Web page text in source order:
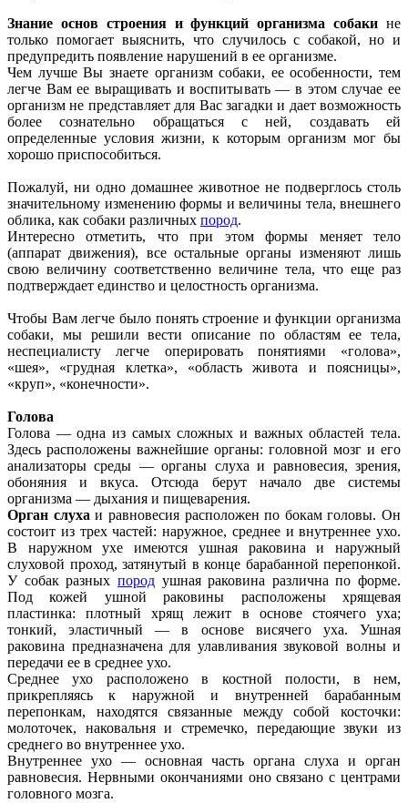
Знание основ строения и функций организма собаки не
только помогает выяснить, что случилось с собакой, но и
предупредить появление нарушений в ее организме.
Чем лучше Вы знаете организм собаки, ее особенности, тем
легче Вам ее выращивать и воспитывать — в этом случае ее
организм не представляет для Вас загадки и дает возможность
более сознательно обращаться с ней, создавать ей
определенные условия жизни, к которым организм мог бы
хорошо приспособиться.
Пожалуй, ни одно домашнее животное не подверглось столь
значительному изменению формы и величины тела, внешнего
облика, как собаки различных пород.
Интересно отметить, что при этом формы меняет тело
(аппарат движения), все остальные органы изменяют лишь
свою величину соответственно величине тела, что еще раз
подтверждает единство и целостность организма.
Чтобы Вам легче было понять строение и функции организма
собаки, мы решили вести описание по областям ее тела,
неспециалисту легче оперировать понятиями «голова»,
«шея», «грудная клетка», «область живота и поясницы»,
«круп», «конечности».
Голова
Голова — одна из самых сложных и важных областей тела.
Здесь расположены важнейшие органы: головной мозг и его
анализаторы среды — органы слуха и равновесия, зрения,
обоняния и вкуса. Отсюда берут начало две системы
организма — дыхания и пищеварения.
Орган слухаи равновесия расположен по бокам головы. Он
состоит из трех частей: наружное, среднее и внутреннее ухо.
В наружном ухе имеются ушная раковина и наружный
слуховой проход, затянутый в конце барабанной перепонкой.
У собак разных породушная раковина различна по форме.
Под кожей ушной раковины расположены хрящевая
пластинка: плотный хрящ лежит в основе стоячего уха;
тонкий, эластичный — в основе висячего уха. Ушная
раковина предназначена для улавливания звуковой волны и
передачи ее в среднее ухо.
Среднее ухо расположено в костной полости, в нем,
прикрепляясь к наружной и внутренней барабанным
перепонкам, находятся связанные между собой косточки:
молоточек, наковальня и стремечко, передающие звуки из
среднего во внутреннее ухо.
Внутреннее ухо — основная часть органа слуха и орган
равновесия. Нервными окончаниями оно связано с центрами
головного мозга.